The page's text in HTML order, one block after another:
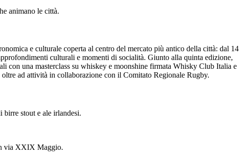
animano le città.
e culturale coperta al centro del mercato più antico della città: dal 14
culturali e momenti di socialità. Giunto alla quinta edizione,
con una masterclass su whiskey e moonshine firmata Whisky Club Italia e
ad attività in collaborazione con il Comitato Regionale Rugby.
birre stout e ale irlandesi.
via XXIX Maggio.